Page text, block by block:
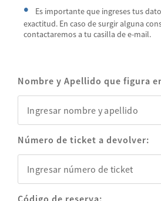
Es importante que ingreses tus
exactitud. En caso de surgir alguna
contactaremos a tu casilla de e-mail.
Nombre y Apellido que figura
Número de ticket a devolver:
Código de reserva: